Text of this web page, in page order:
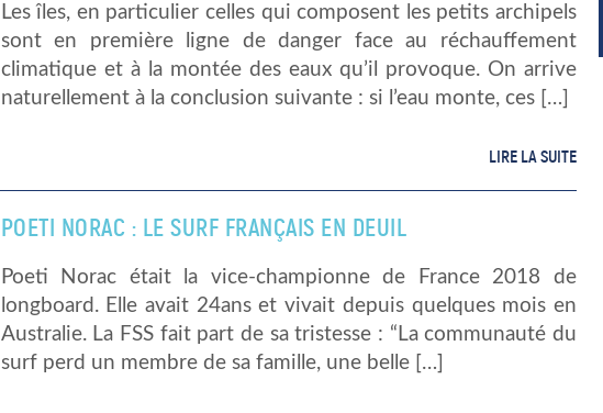
Les îles, en particulier celles qui composent les petits archipels
sont en première ligne de danger face au réchauffement
climatique et à la montée des eaux qu’il provoque. On arrive
naturellement à la conclusion suivante : si l’eau monte, ces […]
LIRE LA SUITE
POETI NORAC : LE SURF FRANÇAIS EN DEUIL
Poeti Norac était la vice-championne de France 2018 de
longboard. Elle avait 24ans et vivait depuis quelques mois en
Australie. La FSS fait part de sa tristesse : “La communauté du
surf perd un membre de sa famille, une belle […]